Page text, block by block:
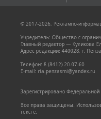
© 2017-2026, Рекламно-
Учредитель: Общество с
Главный редактор — Куликова
Адрес редакции: 440028, г.
Телефон: 8 (8412) 20-07-60
E-mail: ria.penzasmi@yandex.ru
Зарегистрировано
Все права защищены.
тексте.